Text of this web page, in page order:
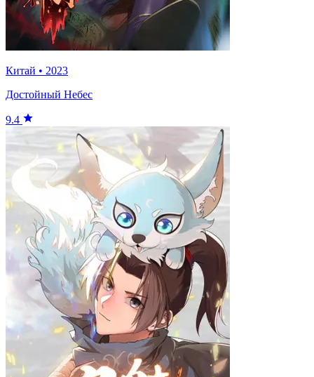
Китай • 2023
Достойный Небес
9.4